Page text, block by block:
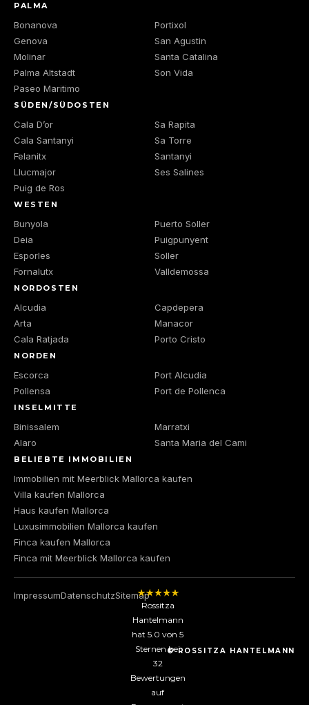
PALMA
Bonanova
Genova
Molinar
Palma Altstadt
Paseo Maritimo
Portixol
San Agustin
Santa Catalina
Son Vida
SÜDEN/SÜDOSTEN
Cala D’or
Cala Santanyi
Felanitx
Llucmajor
Puig de Ros
Sa Rapita
Sa Torre
Santanyi
Ses Salines
WESTEN
Bunyola
Deia
Esporles
Fornalutx
Puerto Soller
Puigpunyent
Soller
Valldemossa
NORDOSTEN
Alcudia
Arta
Cala Ratjada
Capdepera
Manacor
Porto Cristo
NORDEN
Escorca
Pollensa
Port Alcudia
Port de Pollenca
INSELMITTE
Binissalem
Alaro
Marratxi
Santa Maria del Cami
BELIEBTE IMMOBILIEN
Immobilien mit Meerblick Mallorca kaufen
Villa kaufen Mallorca
Haus kaufen Mallorca
Luxusimmobilien Mallorca kaufen
Finca kaufen Mallorca
Finca mit Meerblick Mallorca kaufen
ImpressumDatenschutzSitemap
Rossitza
Hantelmann
hat5.0 von5
Sternen bei
32
Bewertungen
auf
© ROSSITZA HANTELMANN